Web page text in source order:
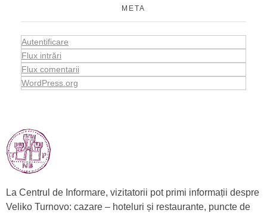
META
Autentificare
Flux intrări
Flux comentarii
WordPress.org
La Centrul de Informare, vizitatorii pot primi informații despre
Veliko Turnovo: cazare – hoteluri și restaurante, puncte de